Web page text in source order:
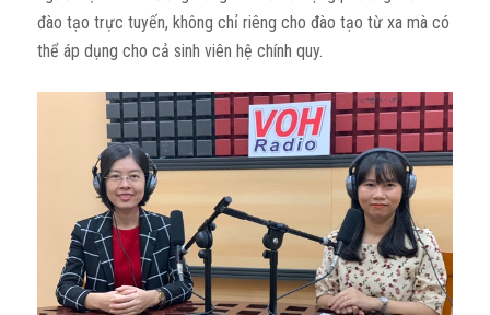
đào tạo trực tuyến, không chỉ riêng cho đào tạo từ xa mà có
thể áp dụng cho cả sinh viên hệ chính quy.